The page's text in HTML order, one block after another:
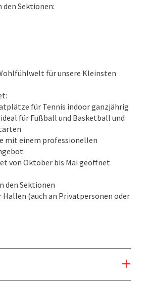
Sektionen:
für unsere Kleinsten
für Tennis indoor ganzjährig
für Fußball und Basketball und
mit einem professionellen
von Oktober bis Mai geöffnet
den Sektionen
Hallen (auch an Privatpersonen oder